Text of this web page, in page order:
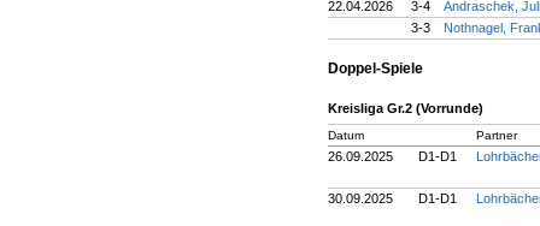
22.04.2026
3-4
Andraschek,
3-3
Nothnagel,
Doppel-Spiele
Kreisliga Gr.2 (Vorrunde)
Datum Partner
26.09.2025 D1-D1
30.09.2025 D1-D1